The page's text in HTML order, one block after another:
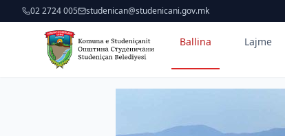
02 2724 005 studenican@studenicani.gov.mk
Ballina Lajme